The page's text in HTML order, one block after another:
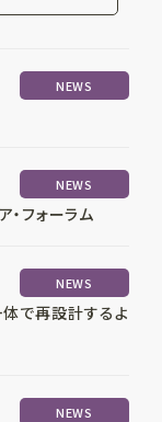
NEWS
NEWS
・フォーラム
NEWS
で再設計するよ
NEWS